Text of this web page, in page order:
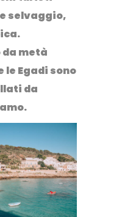
selvaggio,
da metà
Egadi sono
da